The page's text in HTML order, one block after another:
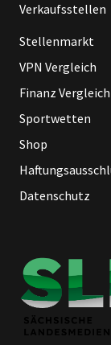
Verkaufsstellen
Stellenmarkt
VPN Vergleich
Finanz Vergleich
Sportwetten
Shop
Datenschutz